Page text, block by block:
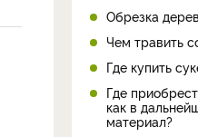
Обрезка
Чем травить
Где купить
Где
как в
материал?